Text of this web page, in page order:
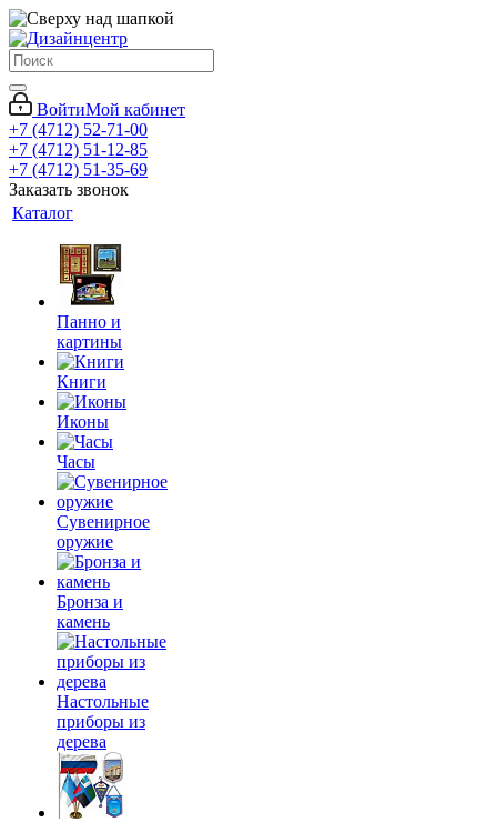
ВойтиМой кабинет
+7 (4712) 52-71-00
+7 (4712) 51-12-85
+7 (4712) 51-35-69
Заказать звонок
Каталог
Панно и
картины
Книги
Иконы
Часы
Сувенирное
оружие
Бронза и
камень
Настольные
приборы из
дерева